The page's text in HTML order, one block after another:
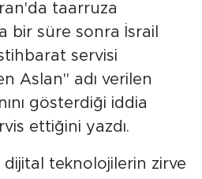
taarruza
bir süre sonra İsrail
servisi
Aslan" adı verilen
gösterdiği iddia
ettiğini yazdı.
dijital teknolojilerin zirve